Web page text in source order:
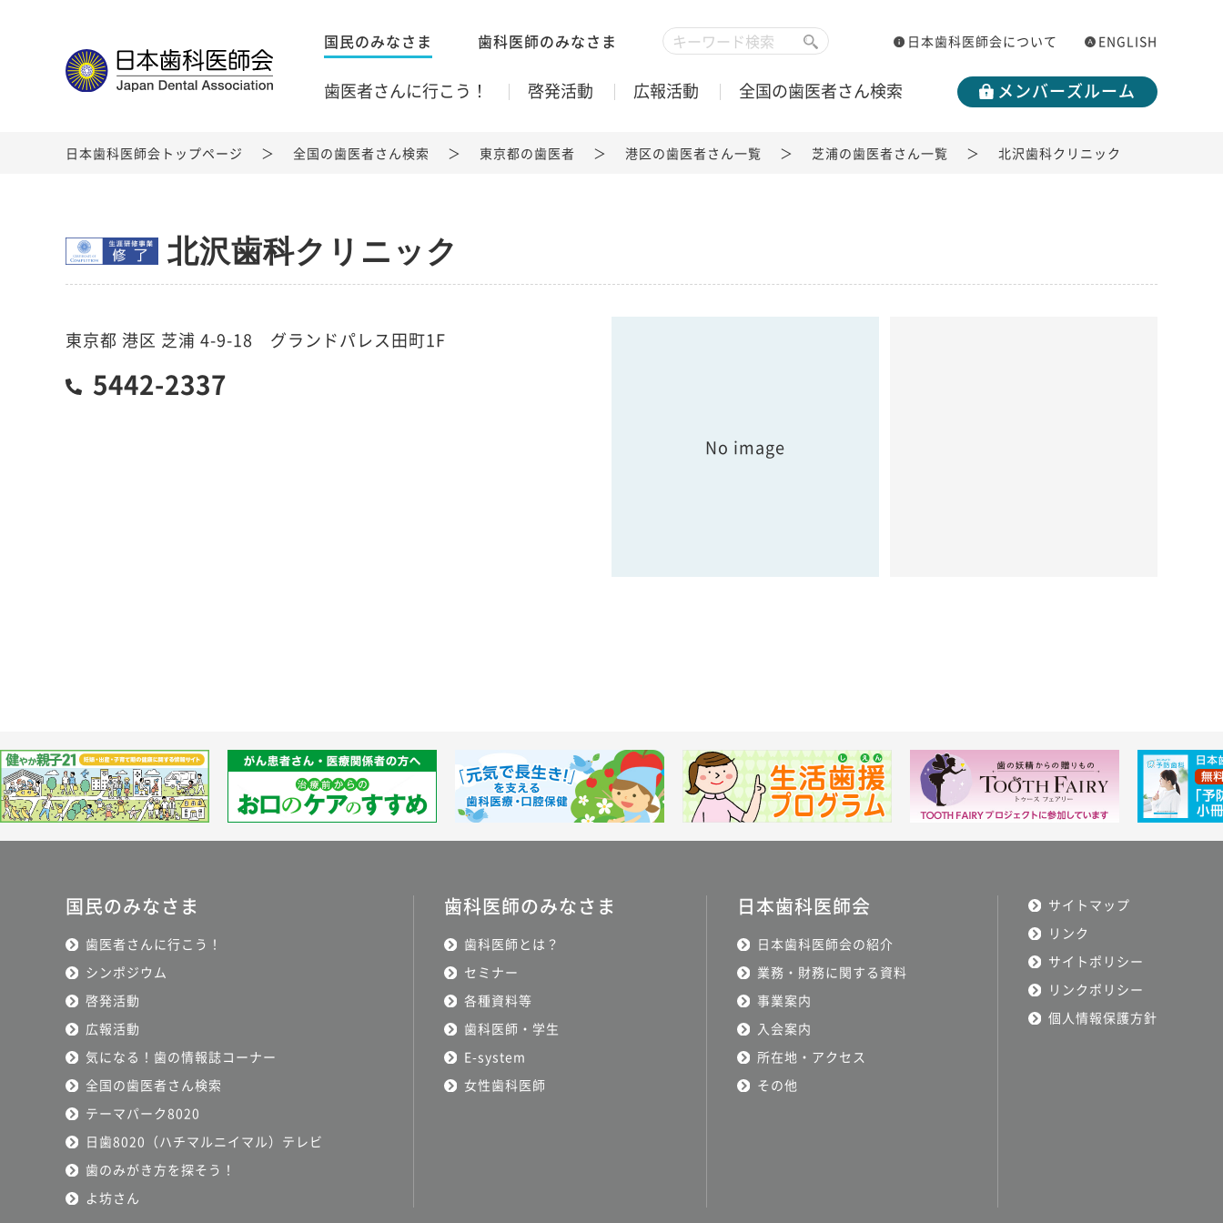
国民のみなさま 歯科医師のみなさま 日本歯科医師会について ENGLISH
歯医者さんに行こう！ 啓発活動 広報活動 全国の歯医者さん検索 メンバーズルーム
日本歯科医師会トップページ 全国の歯医者さん検索 東京都の歯医者 港区の歯医者さん一覧 芝浦の歯医者さん一覧 北沢歯科クリニック
北沢歯科クリニック
東京都 港区 芝浦 4-9-18 グランドパレス田町1F
5442-2337
No image
国民のみなさま
歯医者さんに行こう！
シンポジウム
啓発活動
広報活動
気になる！歯の情報誌コーナー
全国の歯医者さん検索
テーマパーク8020
日歯8020（ハチマルニイマル）テレビ
歯のみがき方を探そう！
よ坊さん
歯科医師のみなさま
歯科医師とは？
セミナー
各種資料等
歯科医師・学生
E-system
女性歯科医師
日本歯科医師会
日本歯科医師会の紹介
業務・財務に関する資料
事業案内
入会案内
所在地・アクセス
その他
サイトマップ
リンク
サイトポリシー
リンクポリシー
個人情報保護方針